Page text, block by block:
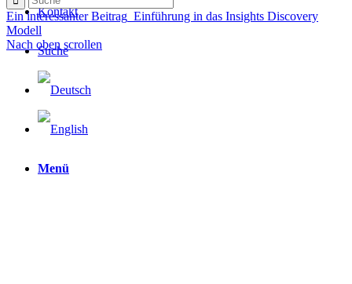
Kontakt
Suche
Menü
Ein interessanter Beitrag Einführung in das Insights Discovery
Modell
Nach oben scrollen